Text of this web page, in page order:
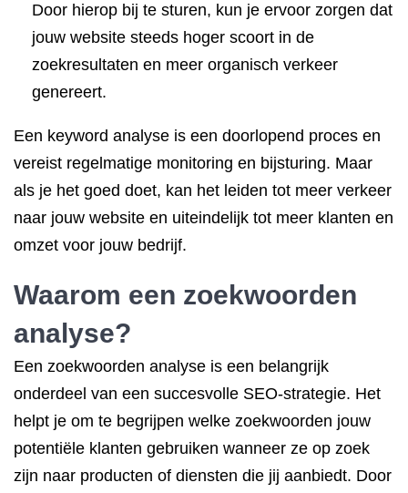
Door hierop bij te sturen, kun je ervoor zorgen dat
jouw website steeds hoger scoort in de
zoekresultaten en meer organisch verkeer
genereert.
Een keyword analyse is een doorlopend proces en
vereist regelmatige monitoring en bijsturing. Maar
als je het goed doet, kan het leiden tot meer verkeer
naar jouw website en uiteindelijk tot meer klanten en
omzet voor jouw bedrijf.
Waarom een zoekwoorden
analyse?
Een zoekwoorden analyse is een belangrijk
onderdeel van een succesvolle SEO-strategie. Het
helpt je om te begrijpen welke zoekwoorden jouw
potentiële klanten gebruiken wanneer ze op zoek
zijn naar producten of diensten die jij aanbiedt. Door